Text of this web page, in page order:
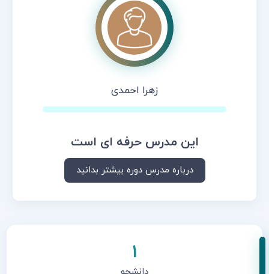
زهرا احمدی
این مدرس حرفه ای است
درباره مدرس دوره بیشتر بدانید
1